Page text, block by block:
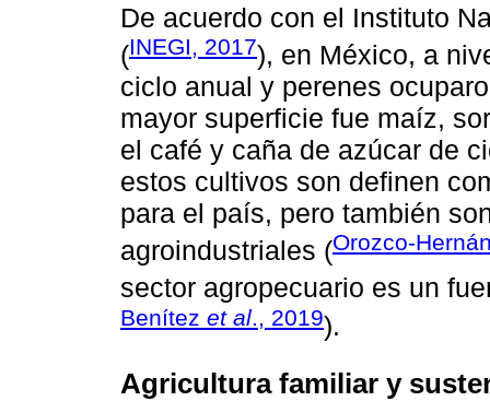
De acuerdo con el Instituto
(INEGI, 2017), en México, a
ciclo anual y perenes
mayor superficie fue maíz,
el café y caña de azúcar de
estos cultivos son definen
para el país, pero también
agroindustriales (Orozco-
sector agropecuario es un
Benítez et al ., 2019).
Agricultura familiar y